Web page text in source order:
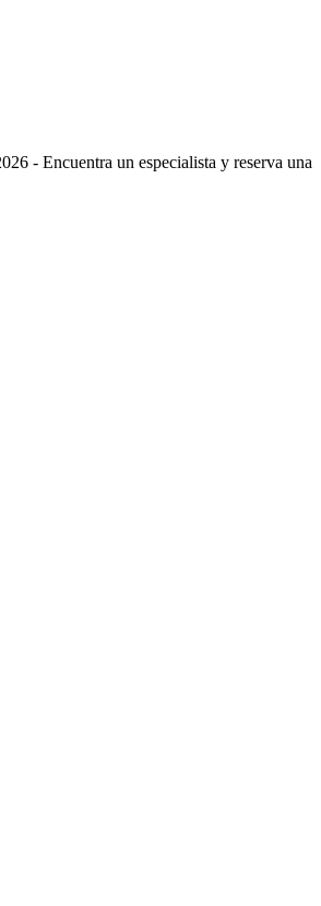
- Encuentra un especialista y reserva una